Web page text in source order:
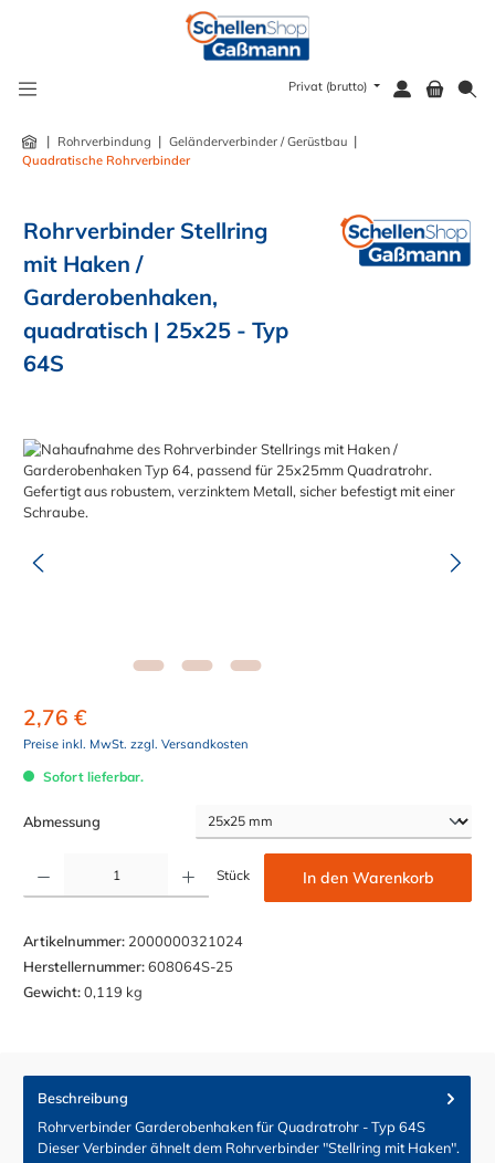
Privat (brutto)
| Rohrverbindung | Geländerverbinder / Gerüstbau |
Quadratische Rohrverbinder
Rohrverbinder Stellring
mit Haken /
Garderobenhaken,
quadratisch | 25x25 - Typ
64S
Bildergalerie überspringen
2,76 €
Preise inkl. MwSt. zzgl. Versandkosten
Sofort lieferbar.
Abmessung
Produkt Anzahl: Gib den gewünschten Wert ein oder benutze die Schaltflächen um die Anzahl
Stück In den Warenkorb
Artikelnummer: 2000000321024
Herstellernummer:608064S-25
Gewicht:0,119 kg
Beschreibung
Rohrverbinder Garderobenhaken für Quadratrohr - Typ 64S
Dieser Verbinder ähnelt dem Rohrverbinder "Stellring mit Haken".